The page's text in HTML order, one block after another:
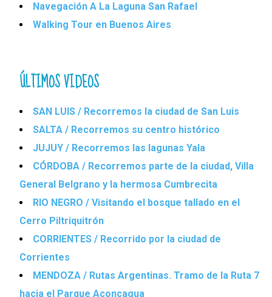
Navegación A La Laguna San Rafael
Walking Tour en Buenos Aires
ÚLTIMOS VIDEOS
SAN LUIS / Recorremos la ciudad de San Luis
SALTA / Recorremos su centro histórico
JUJUY / Recorremos las lagunas Yala
CÓRDOBA / Recorremos parte de la ciudad, Villa
General Belgrano y la hermosa Cumbrecita
RIO NEGRO / Visitando el bosque tallado en el
Cerro Piltriquitrón
CORRIENTES / Recorrido por la ciudad de
Corrientes
MENDOZA / Rutas Argentinas. Tramo de la Ruta 7
hacia el Parque Aconcagua